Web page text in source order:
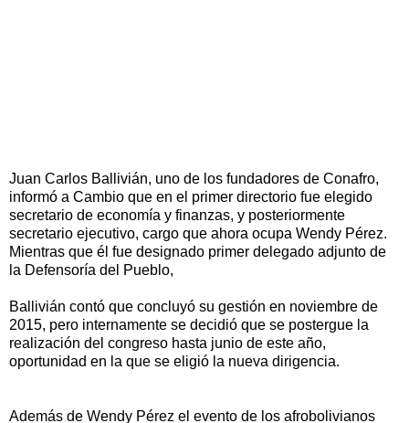
Juan Carlos Ballivián, uno de los fundadores de Conafro,
informó a Cambio que en el primer directorio fue elegido
secretario de economía y finanzas, y posteriormente
secretario ejecutivo, cargo que ahora ocupa Wendy Pérez.
Mientras que él fue designado primer delegado adjunto de
la Defensoría del Pueblo,
Ballivián contó que concluyó su gestión en noviembre de
2015, pero internamente se decidió que se postergue la
realización del congreso hasta junio de este año,
oportunidad en la que se eligió la nueva dirigencia.
Además de Wendy Pérez el evento de los afrobolivianos